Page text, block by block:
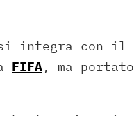
integra con il
FIFA, ma portato